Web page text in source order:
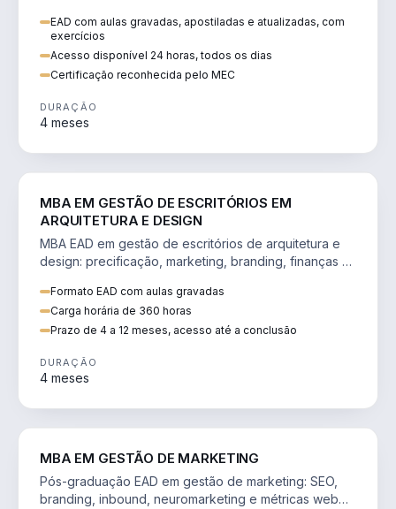
EAD com aulas gravadas, apostiladas e atualizadas, com
exercícios
Acesso disponível 24 horas, todos os dias
Certificação reconhecida pelo MEC
DURAÇÃO
4 meses
MBA EM GESTÃO DE ESCRITÓRIOS EM
ARQUITETURA E DESIGN
MBA EAD em gestão de escritórios de arquitetura e
design: precificação, marketing, branding, finanças e
Formato EAD com aulas gravadas
Carga horária de 360 horas
Prazo de 4 a 12 meses, acesso até a conclusão
DURAÇÃO
4 meses
MBA EM GESTÃO DE MARKETING
Pós-graduação EAD em gestão de marketing: SEO,
branding, inbound, neuromarketing e métricas web